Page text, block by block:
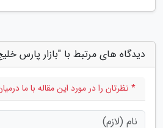
دیدگاه های مرتبط با "بازار پارس
* نظرتان را در مورد این مقاله با ما